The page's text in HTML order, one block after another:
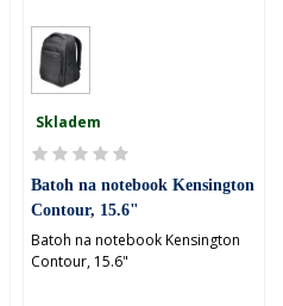
Skladem
Batoh na notebook Kensington
Contour, 15.6"
Batoh na notebook Kensington
Contour, 15.6"